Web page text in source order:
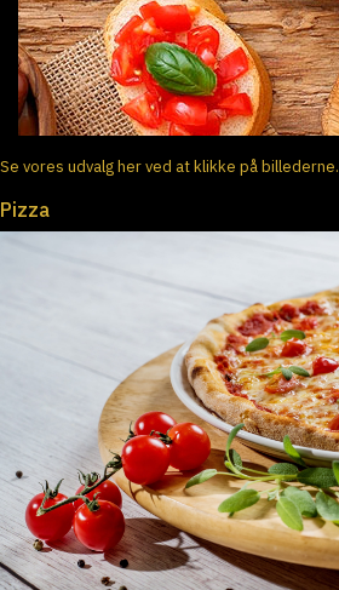
Se vores udvalg her ved at klikke på billederne.
Pizza